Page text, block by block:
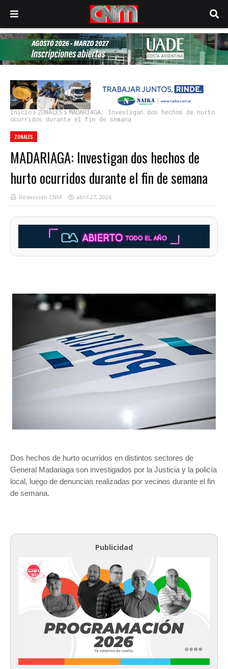
Inicio ZONALES
MADARIAGA: Investigan dos hechos de hurto
ocurridos durante el fin de semana
ZONALES
MADARIAGA: Investigan dos hechos de
hurto ocurridos durante el fin de semana
Redacción CNM abril 27, 2026
Dos hechos de hurto ocurridos en distintos sectores de
General Madariaga son investigados por la Justicia y la policía
local, luego de denuncias realizadas por vecinos durante el fin
de semana.
Publicidad